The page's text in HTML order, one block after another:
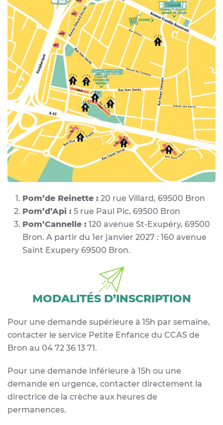
Pom’de Reinette : 20 rue Villard, 69500 Bron
Pom’d’Api : 5 rue Paul Pic, 69500 Bron
Pom’Cannelle : 120 avenue St-Exupéry, 69500
Bron. A partir du 1er janvier 2027 : 160 avenue
Saint Exupery 69500 Bron.
MODALITÉS D’INSCRIPTION
Pour une demande supérieure à 15h par semaine,
contacter le service Petite Enfance du CCAS de
Bron au 04 72 36 13 71.
Pour une demande inférieure à 15h ou une
demande en urgence, contacter directement la
directrice de la crèche aux heures de
permanences.